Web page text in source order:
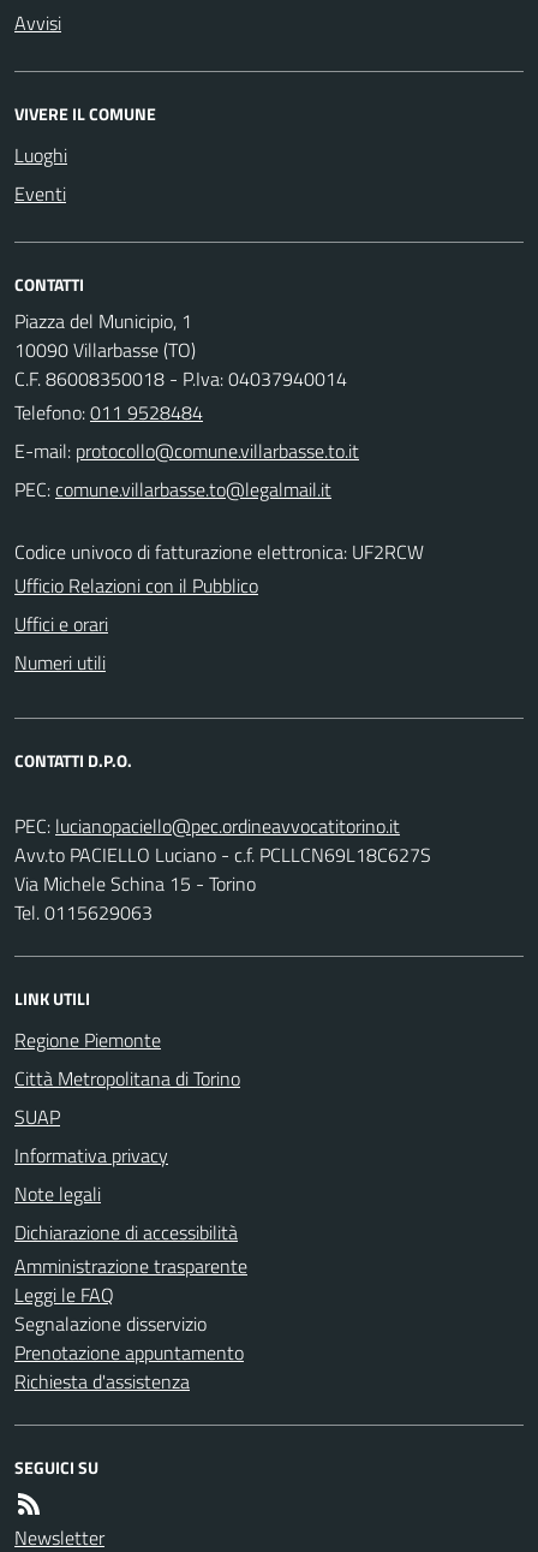
Avvisi
VIVERE IL COMUNE
Luoghi
Eventi
CONTATTI
Piazza del Municipio, 1
10090 Villarbasse (TO)
C.F. 86008350018 - P.Iva: 04037940014
Telefono:011 9528484
E-mail:
PEC:
Codice univoco di fatturazione elettronica: UF2RCW
Ufficio Relazioni con il Pubblico
Uffici e orari
Numeri utili
CONTATTI D.P.O.
PEC:
Avv.to PACIELLO Luciano - c.f. PCLLCN69L18C627S
Via Michele Schina 15 - Torino
Tel. 0115629063
LINK UTILI
Regione Piemonte
Città Metropolitana di Torino
SUAP
Informativa privacy
Note legali
Dichiarazione di accessibilità
Amministrazione trasparente
Leggi le FAQ
Segnalazione disservizio
Prenotazione appuntamento
Richiesta d'assistenza
SEGUICI SU
Newsletter